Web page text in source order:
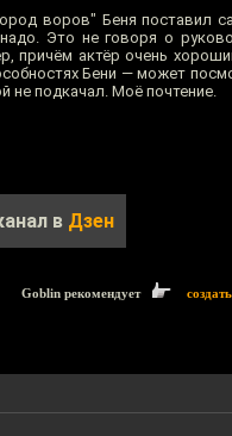
воров" Беня поставил
Это не говоря о
причём актёр очень
Бени — может
не подкачал. Моё почтение.
в Дзен
Goblin рекомендует